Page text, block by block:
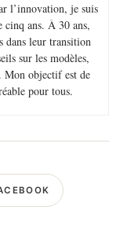
l’innovation, je suis
cinq ans. À 30 ans,
dans leur transition
sur les modèles,
Mon objectif est de
pour tous.